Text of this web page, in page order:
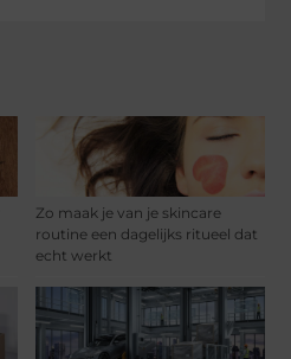
Zo maak je van je skincare
routine een dagelijks ritueel dat
echt werkt